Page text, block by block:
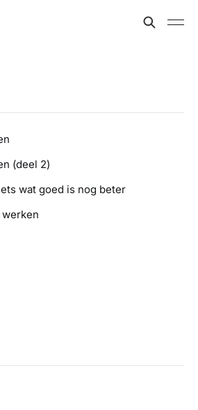
(deel 2)
wat goed is nog beter